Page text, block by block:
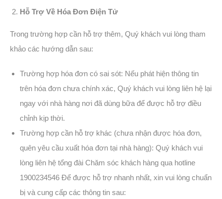
Hỗ Trợ Về Hóa Đơn Điện Tử
Trong trường hợp cần hỗ trợ thêm, Quý khách vui lòng tham
khảo các hướng dẫn sau:
Trường hợp hóa đơn có sai sót: Nếu phát hiện thông tin
trên hóa đơn chưa chính xác, Quý khách vui lòng liên hệ lại
ngay với nhà hàng nơi đã dùng bữa để được hỗ trợ điều
chỉnh kịp thời.
Trường hợp cần hỗ trợ khác (chưa nhận được hóa đơn,
quên yêu cầu xuất hóa đơn tại nhà hàng): Quý khách vui
lòng liên hệ tổng đài Chăm sóc khách hàng qua hotline
1900234546 Để được hỗ trợ nhanh nhất, xin vui lòng chuẩn
bị và cung cấp các thông tin sau: